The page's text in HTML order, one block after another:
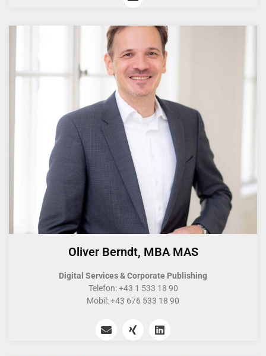
Oliver Berndt, MBA MAS
Digital Services & Corporate Publishing
Telefon: +43 1 533 18 90
Mobil: +43 676 533 18 90